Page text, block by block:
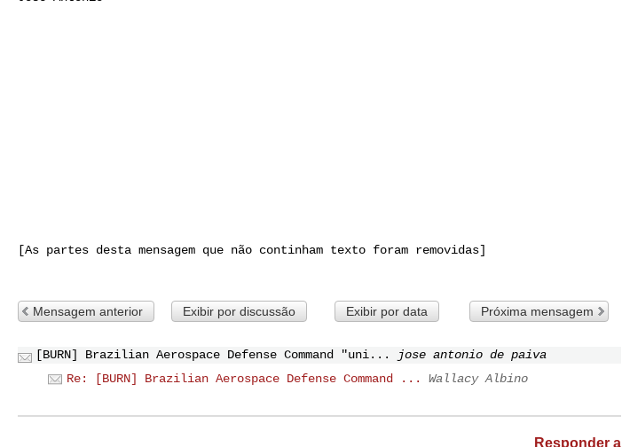
[As partes desta mensagem que não continham texto foram removidas]
Mensagem anterior Exibir por discussão Exibir por data Próxima mensagem
[BURN] Brazilian Aerospace Defense Command "uni...
jose antonio de paiva
Re: [BURN] Brazilian Aerospace Defense Command ...
Wallacy Albino
Responder a